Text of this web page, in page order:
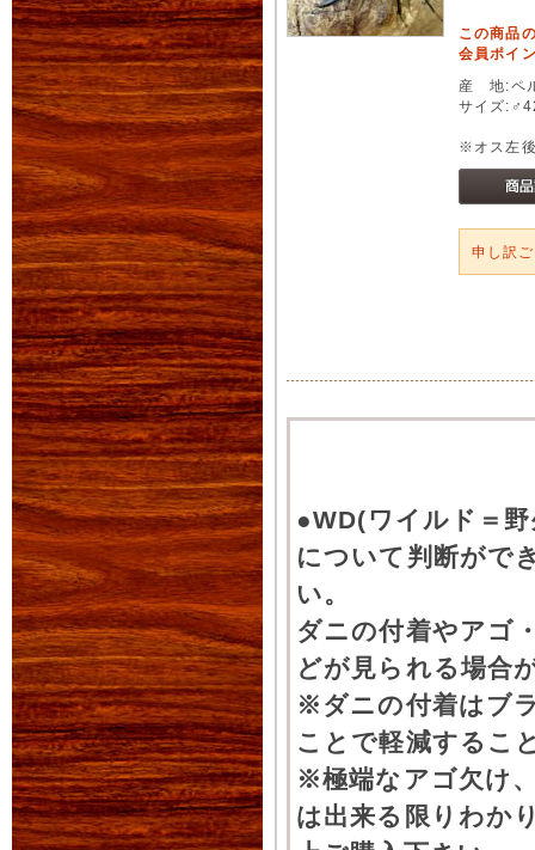
この商品
会員ポイ
産 地:ペ
サイズ
※オス左
申し訳
●WD(ワイルド＝
について判断がで
い。
ダニの付着やアゴ
どが見られる場合
※ダニの付着はブ
ことで軽減するこ
※極端なアゴ欠け
は出来る限りわか